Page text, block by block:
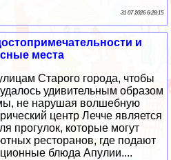
31 07 2026 6:28:15
и
места
Старого города, чтобы
удивительным образом
не нарушая волшебную
центр Лечче является
прогулок, которые могут
ресторанов, где подают
блюда Апулии....